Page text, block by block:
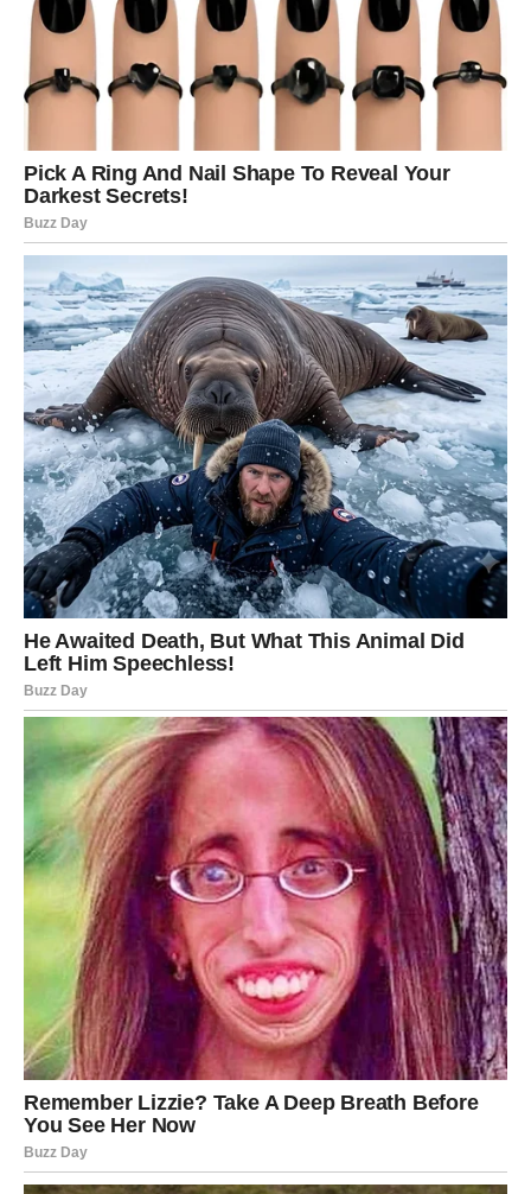
Bile ste podrška onda kada su svi drugi odlazili.
Davale ste ljubav bez očekivanja da će vam biti
Zvijezde sada pokazuju da dolazi vrijeme kada će vam
život vratiti sve ono dobro što ste pružale drugima.
Sreća koja vam dolazi nije slučajna.
Ona je nagrada za vašu dobrotu, nježnost i veliko srce.
Jedna osoba mogla bi promijeniti
cijeli vaš život
Postoji velika mogućnost da će se uskoro pojaviti osoba
koja će zauzeti posebno mjesto u vašem srcu.
Možda ćete je upoznati sasvim neočekivano.
Možda će neko koga već poznajete iznenada pokazati
emocije koje dugo skriva.
Bez obzira na okolnosti, ta osoba donijeće vam osjećaj
sigurnosti kakav dugo niste osjetile.
Pored nje nećete morati skrivati svoje emocije.